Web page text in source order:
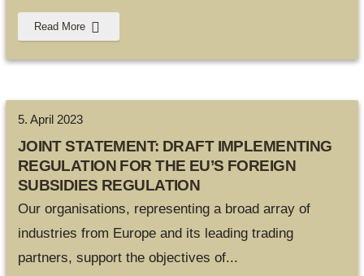
Read More
5. April 2023
JOINT STATEMENT: DRAFT IMPLEMENTING
REGULATION FOR THE EU’S FOREIGN
SUBSIDIES REGULATION
Our organisations, representing a broad array of
industries from Europe and its leading trading
partners, support the objectives of...